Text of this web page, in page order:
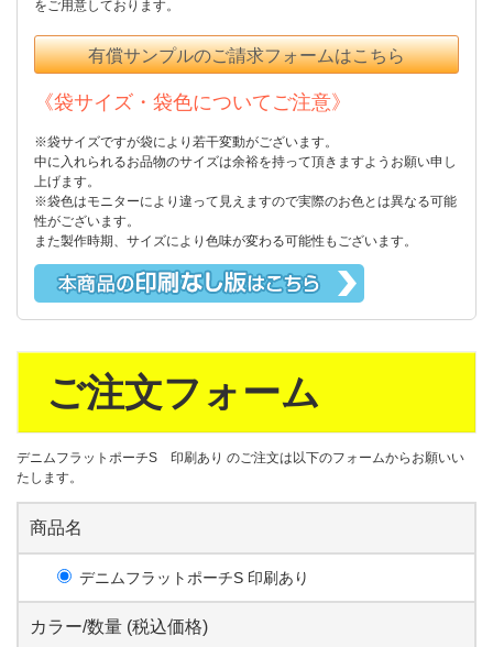
をご用意しております。
有償サンプルのご請求フォームはこちら
《袋サイズ・袋色についてご注意》
※袋サイズですが袋により若干変動がございます。
中に入れられるお品物のサイズは余裕を持って頂きますようお願い申し
上げます。
※袋色はモニターにより違って見えますので実際のお色とは異なる可能
性がございます。
また製作時期、サイズにより色味が変わる可能性もございます。
ご注文フォーム
デニムフラットポーチS 印刷あり のご注文は以下のフォームからお願いい
たします。
商品名
デニムフラットポーチS 印刷あり
カラー/数量 (税込価格)